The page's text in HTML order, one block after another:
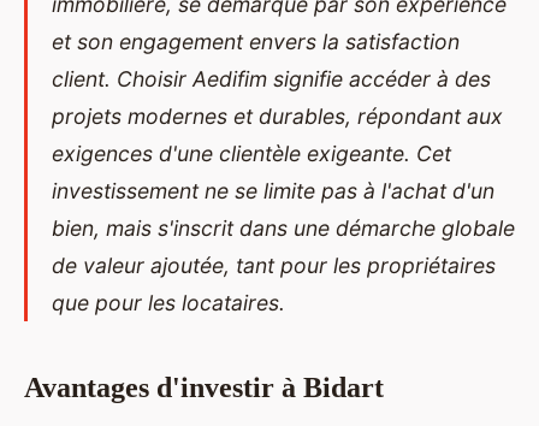
et son engagement envers la satisfaction
client. Choisir Aedifim signifie accéder à des
projets modernes et durables, répondant aux
exigences d'une clientèle exigeante. Cet
investissement ne se limite pas à l'achat d'un
bien, mais s'inscrit dans une démarche globale
de valeur ajoutée, tant pour les propriétaires
que pour les locataires.
Avantages d'investir à Bidart